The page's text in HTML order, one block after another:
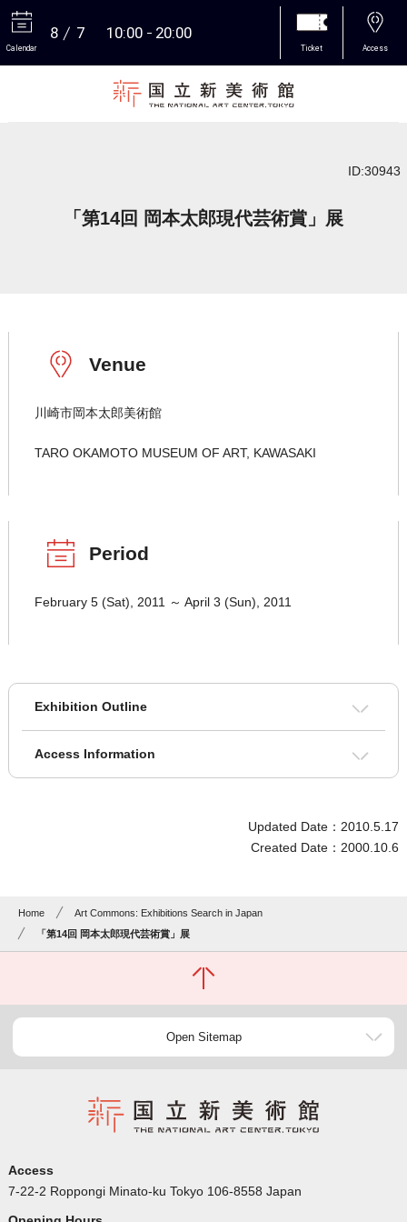
Calendar
8 7 10:00 20:00
Ticket Access
ID:30943
「第14回 岡本太郎現代芸術賞」展
Venue
川崎市岡本太郎美術館
TARO OKAMOTO MUSEUM OF ART, KAWASAKI
Period
February 5 (Sat), 2011 ～ April 3 (Sun), 2011
Exhibition Outline
Access Information
Updated Date：2010.5.17
Created Date：2000.10.6
Home
Art Commons: Exhibitions Search in Japan
「第14回 岡本太郎現代芸術賞」展
Open Sitemap
Access
7-22-2 Roppongi Minato-ku Tokyo 106-8558 Japan